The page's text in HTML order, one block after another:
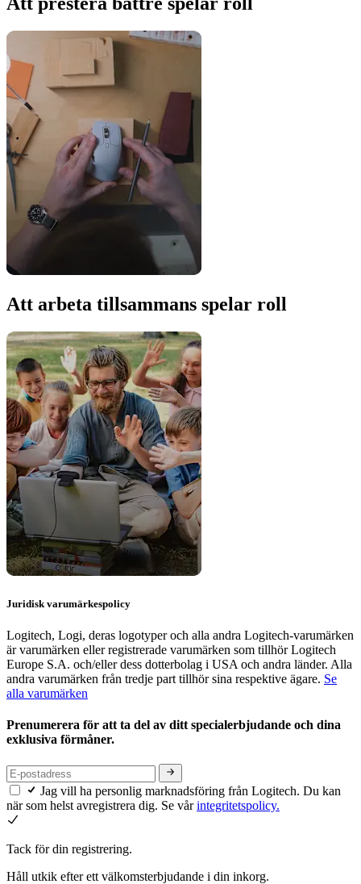
Att arbeta tillsammans spelar roll
Juridisk varumärkespolicy
Logitech, Logi, deras logotyper och alla andra Logitech-varumärken
är varumärken eller registrerade varumärken som tillhör Logitech
Europe S.A. och/eller dess dotterbolag i USA och andra länder. Alla
andra varumärken från tredje part tillhör sina respektive ägare. Se
alla varumärken
Prenumerera för att ta del av ditt specialerbjudande och dina
exklusiva förmåner.
Jag vill ha personlig marknadsföring från Logitech. Du kan
när som helst avregistrera dig. Se vårintegritetspolicy.
Tack för din registrering.
Håll utkik efter ett välkomsterbjudande i din inkorg.